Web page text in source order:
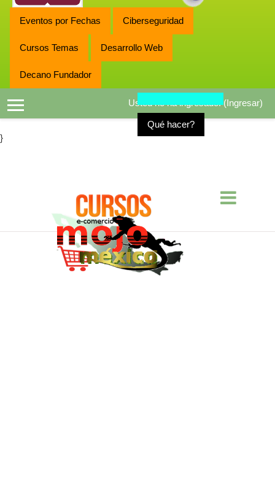
Eventos por Fechas Ciberseguridad
Cursos Temas Desarrollo Web
Decano Fundador
Pánel lateral Usted no ha ingresado. (Ingresar)
Qué hacer?
}